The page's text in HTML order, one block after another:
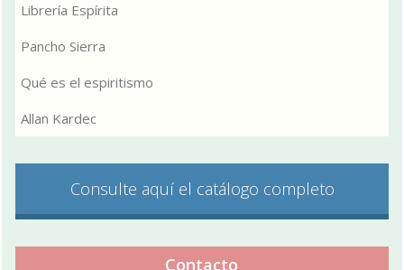
Librería Espírita
Pancho Sierra
Qué es el espiritismo
Allan Kardec
Consulte aquí el catálogo completo
Contacto